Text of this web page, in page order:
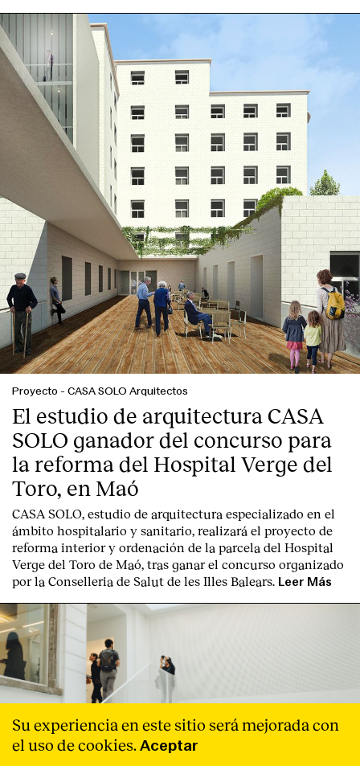
Proyecto - CASA SOLO Arquitectos
El estudio de arquitectura CASA
SOLO ganador del concurso para
la reforma del Hospital Verge del
Toro, en Maó
CASA SOLO, estudio de arquitectura especializado en el
ámbito hospitalario y sanitario, realizará el proyecto de
reforma interior y ordenación de la parcela del Hospital
Verge del Toro de Maó, tras ganar el concurso organizado
por la Conselleria de Salut de les Illes Balears. Leer Más
Su experiencia en este sitio será mejorada con
el uso de cookies. Aceptar